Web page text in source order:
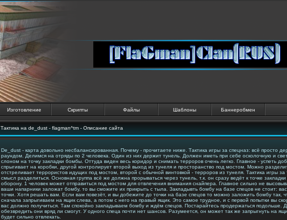
Изготовление Скрипты Файлы Шаблоны Баннеробмен
Тактика на de_dust - flagman^tm - Описание сайта
De_dust - карта довольно несбалансированная. Почему - прочитаете ниже. Тактика игры за спецназ: всё просто
раундом. Делимся на отряды по 2 человека. Один из них держит тунель. Должен иметь при себе осколочную и
слоном на точку закладки бомбы. Оттуда виден весь коридор и снимать терроров очень легко. Главное - успеть
спрыгивает на коробки, другой контролирует второй выход из тунеля и просторанство под мостом. Можно
отстреливает террористов идущих под мостом, второй с обычной винтовкой - терроров из тунеля. Тактика игры
смысл разделиться. Основная группа всё же должна прорываться через тунель, т.к. он сразу ведёт к точке
оборону. 1 человек может отправиться под мостом для отвлечения внимания снайпера. Главное сильно не
ваши напарники заложат бомбу, то вы сможите их прикрыть с тыла. Закладывть бомбу на базе спецов не стоит:
точки. Хотя решать вам. Если вам повезёт, и вы добежите до точки на базе спецов то можно заложить бомбу так,
сначала запрыгиваем на ящик слева, а потом с него на правый ящик. Это самое трудное, и с первой попытки вы
вас должно получиться. Там спокойно закладываем бомбу и ждём спецов. Постарайтесь продержаться подольше.
обезвредить они вряд ли смогут. У одного спеца почти нет шансов. Разумеется, он может так же запрыгнуть на
будет сильно отвлекать.